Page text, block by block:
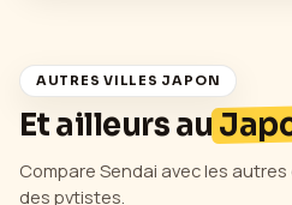
AUTRES VILLES JAPON
Et ailleurs au
Compare Sendai avec les
des pvtistes.